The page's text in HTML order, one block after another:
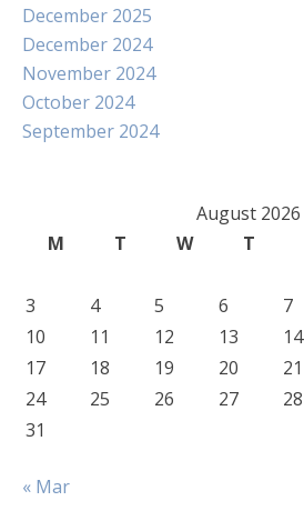
December 2025
December 2024
November 2024
October 2024
September 2024
August 2026
M
T W T
3
4 5 6 7
10
11 12 13 14
17
18 19 20 21
24
25 26 27 28
31
« Mar